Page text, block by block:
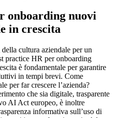
onboarding nuovi
in crescita
cultura aziendale per un
practice HR per onboarding
è fondamentale per garantire
in tempi brevi. Come
per far crescere l’azienda?
che sia digitale, trasparente
AI Act europeo, è inoltre
informativa sull’uso di